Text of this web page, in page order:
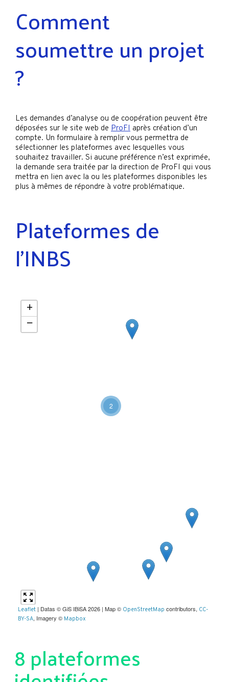
Comment
soumettre un projet
?
Les demandes d’analyse ou de coopération peuvent être
déposées sur le site web de ProFI après création d’un
compte. Un formulaire à remplir vous permettra de
sélectionner les plateformes avec lesquelles vous
souhaitez travailler. Si aucune préférence n’est exprimée,
la demande sera traitée par la direction de ProFI qui vous
mettra en lien avec la ou les plateformes disponibles les
plus à mêmes de répondre à votre problématique.
Plateformes de
l’INBS
2
+
−
Leaflet | Datas © GiS IBiSA 2026 | Map © OpenStreetMap contributors, CC-
BY-SA, Imagery © Mapbox
8 plateformes